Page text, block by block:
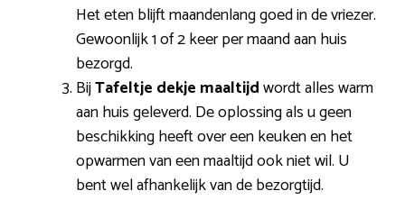
Het eten blijft maandenlang goed in de vriezer.
Gewoonlijk 1 of 2 keer per maand aan huis
bezorgd.
BijTafeltje dekje maaltijdwordt alles warm
aan huis geleverd. De oplossing als u geen
beschikking heeft over een keuken en het
opwarmen van een maaltijd ook niet wil. U
bent wel afhankelijk van de bezorgtijd.